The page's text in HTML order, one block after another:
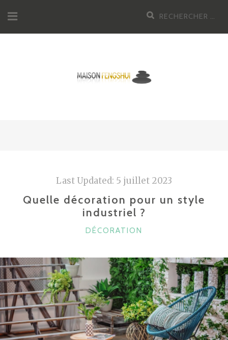
au
Recherche
pour
Last Updated: 5 juillet 2023
Quelle décoration pour un style
industriel ?
CATÉGORIES
DÉCORATION